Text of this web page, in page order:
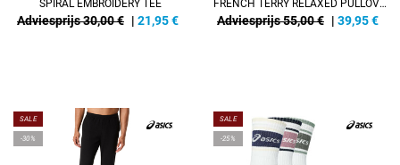
SPIRAL EMBROIDERY TEE
Adviesprijs 30,00 € | 21,95€
FRENCH TERRY RELAXED PULLOVER HOODIE
Adviesprijs 55,00 € | 39,95€
SALE
-30%
SALE
-25%